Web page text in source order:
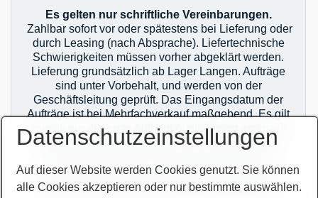
Es gelten nur schriftliche Vereinbarungen.
Zahlbar sofort vor oder spätestens bei Lieferung oder
durch Leasing (nach Absprache). Liefertechnische
Schwierigkeiten müssen vorher abgeklärt werden.
Lieferung grundsätzlich ab Lager Langen. Aufträge
sind unter Vorbehalt, und werden von der
Geschäftsleitung geprüft. Das Eingangsdatum der
Aufträge ist bei Mehrfachverkauf maßgebend. Es gilt
jeweils nur der erste Auftrag! Auslieferung erst nach
zahlungstechnischer Klärung! Im Übrigen gelten
Sie finden unsere AGB`s auf unserer Homepage im
Netz oder auf unseren Auftragsbestätigungen.
Datenschutzeinstellungen
Auf dieser Website werden Cookies genutzt. Sie können
alle Cookies akzeptieren oder nur bestimmte auswählen.